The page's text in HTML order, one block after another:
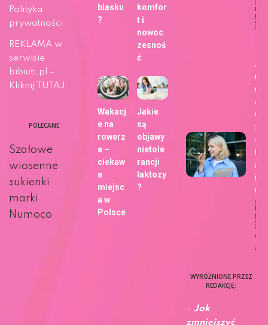
Polityka
prywatności
REKLAMA w
serwisie
bibiuti.pl –
Kliknij TUTAJ
POLECANE
Szałowe
wiosenne
sukienki
marki
Numoco
blasku
?
komfor
t i
nowoc
zesnoś
ć
Wakacj
e na
rowerz
e –
ciekaw
e
miejsc
a w
Polsce
Jakie
są
objawy
nietole
rancji
laktozy
?
29
u?
27
WYRÓŻNIONE PRZEZ
REDAKCJĘ:
– Jak
zmniejszyć